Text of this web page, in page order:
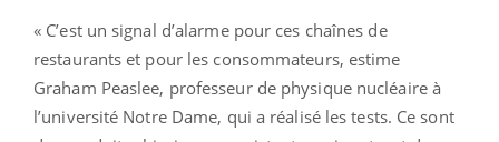
« C’est un signal d’alarme pour ces chaînes de
restaurants et pour les consommateurs, estime
Graham Peaslee, professeur de physique nucléaire à
l’université Notre Dame, qui a réalisé les tests. Ce sont